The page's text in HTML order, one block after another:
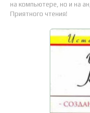
на компьютере, но и на
Приятного чтения!